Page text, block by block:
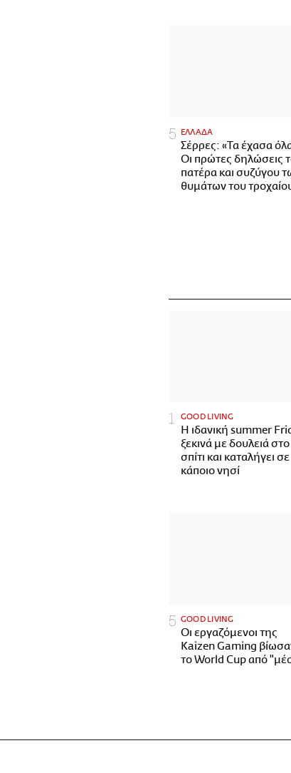
ΕΛΛΑΔΑ
Σέρρες: «Τα έχασα
Οι πρώτες δηλώσεις
πατέρα και συζύγου
θυμάτων του
GOOD LIVING
Η ιδανική summer
ξεκινά με δουλειά στο
σπίτι και καταλήγει σε
κάποιο νησί
GOOD LIVING
Οι εργαζόμενοι της
Kaizen Gaming
το World Cup από